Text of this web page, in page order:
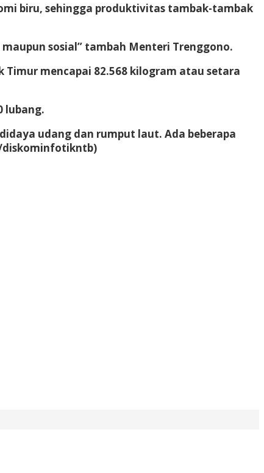
biru, sehingga produktivitas tambak-tambak
sosial” tambah Menteri Trenggono.
mencapai 82.568 kilogram atau setara
lubang.
udang dan rumput laut. Ada beberapa
diskominfotikntb)